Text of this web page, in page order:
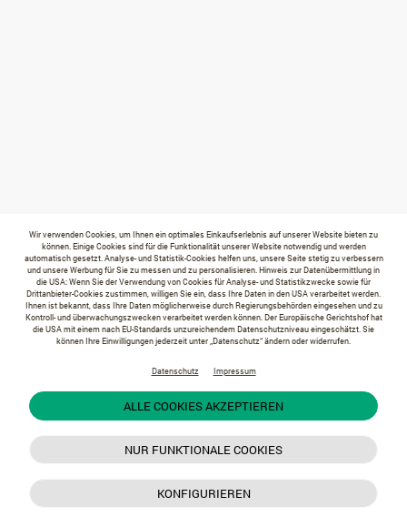
Wir verwenden Cookies, um Ihnen ein optimales Einkaufserlebnis auf unserer Website bieten zu
können. Einige Cookies sind für die Funktionalität unserer Website notwendig und werden
automatisch gesetzt. Analyse- und Statistik-Cookies helfen uns, unsere Seite stetig zu verbessern
und unsere Werbung für Sie zu messen und zu personalisieren. Hinweis zur Datenübermittlung in
die USA: Wenn Sie der Verwendung von Cookies für Analyse- und Statistikzwecke sowie für
Drittanbieter-Cookies zustimmen, willigen Sie ein, dass Ihre Daten in den USA verarbeitet werden.
Ihnen ist bekannt, dass Ihre Daten möglicherweise durch Regierungsbehörden eingesehen und zu
Kontroll- und überwachungszwecken verarbeitet werden können. Der Europäische Gerichtshof hat
die USA mit einem nach EU-Standards unzureichendem Datenschutzniveau eingeschätzt. Sie
können Ihre Einwilligungen jederzeit unter „Datenschutz“ ändern oder widerrufen.
Datenschutz Impressum
ALLE COOKIES AKZEPTIEREN
NUR FUNKTIONALE COOKIES
KONFIGURIEREN